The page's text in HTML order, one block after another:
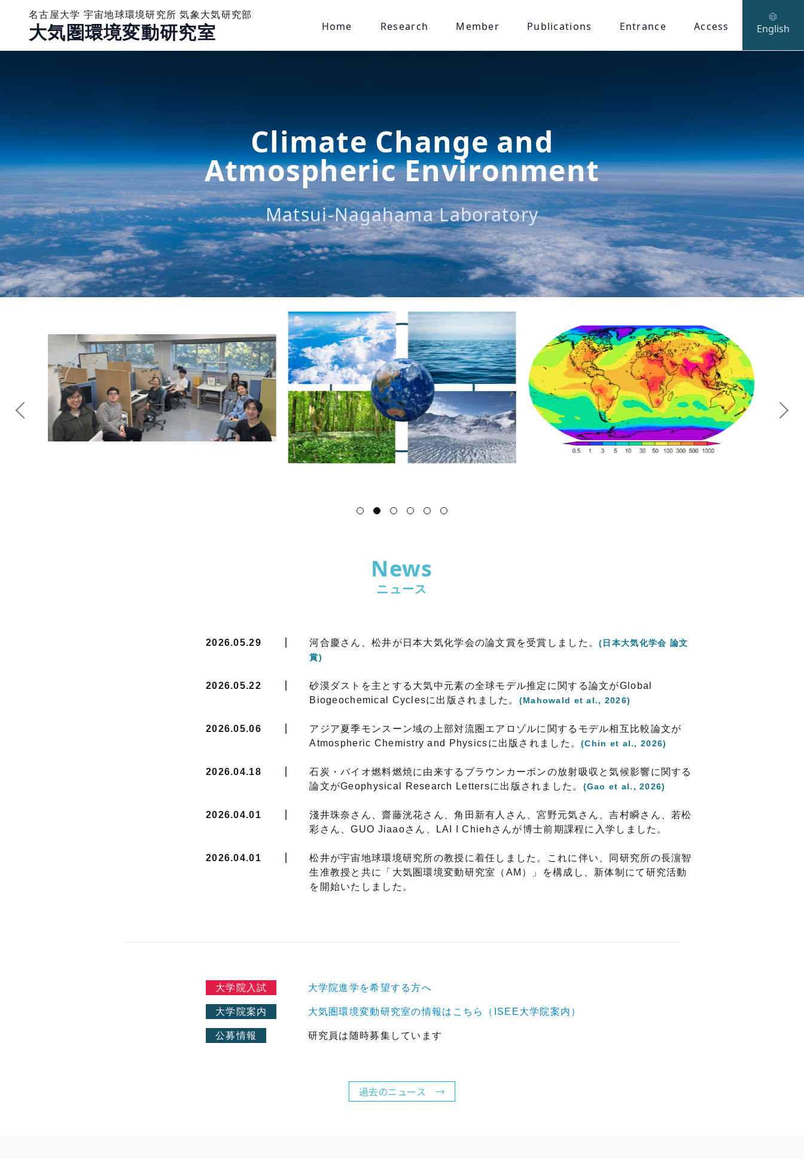
名古屋大学 宇宙地球環境研究所 気象大気研究部
大気圏環境変動研究室 Home Research Member Publications Entrance Access English
Climate Change and
Atmospheric Environment
Matsui-Nagahama Laboratory
News
ニュース
2026.05.29 河合慶さん、松井が日本大気化学会の論文賞を受賞しました。(日本大気化学会 論文
賞)
2026.05.22
砂漠ダストを主とする大気中元素の全球モデル推定に関する論文がGlobal
Biogeochemical Cyclesに出版されました。 (Mahowald et al., 2026)
2026.05.06
アジア夏季モンスーン域の上部対流圏エアロゾルに関するモデル相互比較論文が
Atmospheric Chemistry and Physicsに出版されました。(Chin et al., 2026)
2026.04.18
石炭・バイオ燃料燃焼に由来するブラウンカーボンの放射吸収と気候影響に関する
論文がGeophysical Research Lettersに出版されました。 (Gao et al., 2026)
2026.04.01
淺井珠奈さん、齋藤洸花さん、角田新有人さん、宮野元気さん、吉村瞬さん、若松
彩さん、GUO Jiaaoさん、LAI I Chiehさんが博士前期課程に入学しました。
2026.04.01
松井が宇宙地球環境研究所の教授に着任しました。これに伴い、同研究所の長濵智
生准教授と共に「大気圏環境変動研究室（AM）」を構成し、新体制にて研究活動
を開始いたしました。
大学院入試 大学院進学を希望する方へ
大学院案内 大気圏環境変動研究室の情報はこちら（ISEE大学院案内）
公募情報 研究員は随時募集しています
過去のニュース →